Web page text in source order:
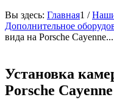
Вы здесь: Главная1 /
Дополнительное
вида на Porsche Cayenne...
Установка
Porsche Cayenne